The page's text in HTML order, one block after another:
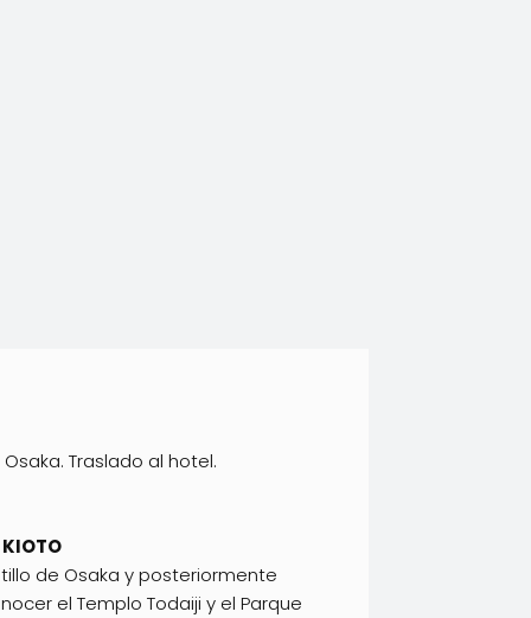
Traslado al hotel.
de Osaka y posteriormente
el Templo Todaiji y el Parque